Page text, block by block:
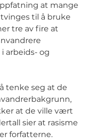
at mange
til å bruke
tre av fire at
arbeids- og
tenke seg at de
at de ville vært
sier at rasisme
forfatterne.